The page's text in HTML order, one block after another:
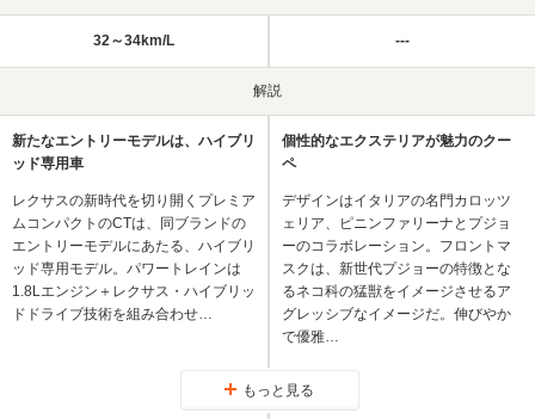
32～34km/L ---
解説
新たなエントリーモデルは、ハイブリ
ッド専用車
レクサスの新時代を切り開くプレミア
ムコンパクトのCTは、同ブランドの
エントリーモデルにあたる、ハイブリ
ッド専用モデル。パワートレインは
1.8Lエンジン＋レクサス・ハイブリッ
ドドライブ技術を組み合わせ…
個性的なエクステリアが魅力のクー
ペ
デザインはイタリアの名門カロッツ
ェリア、ピニンファリーナとプジョ
ーのコラボレーション。フロントマ
スクは、新世代プジョーの特徴とな
るネコ科の猛獣をイメージさせるア
グレッシブなイメージだ。伸びやか
で優雅…
もっと見る